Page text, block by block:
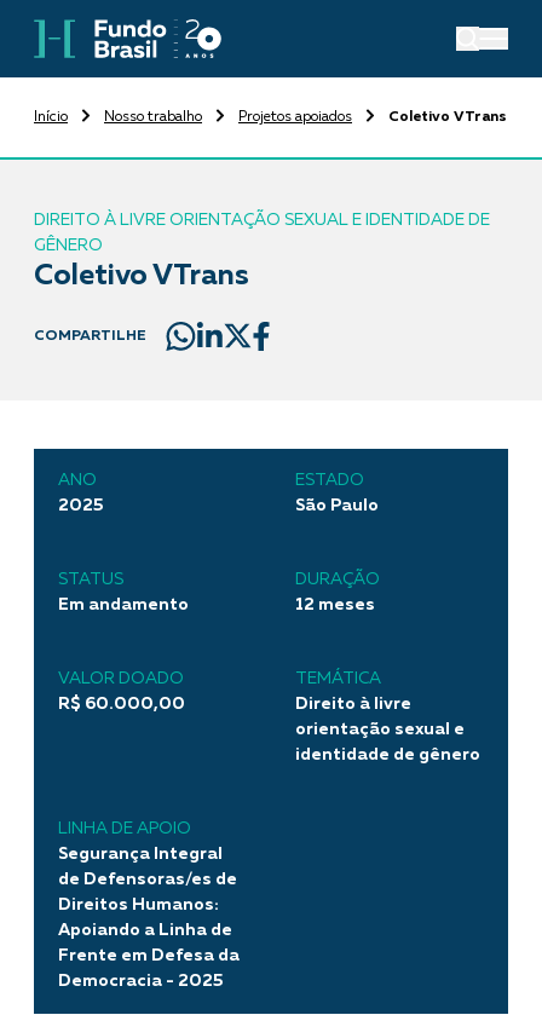
Início Nosso trabalho Projetos apoiados Coletivo VTrans
DIREITO À LIVRE ORIENTAÇÃO SEXUAL E IDENTIDADE DE
GÊNERO
Coletivo VTrans
COMPARTILHE
ANO
2025
ESTADO
São Paulo
STATUS
Em andamento
DURAÇÃO
12 meses
VALOR DOADO
R$ 60.000,00
TEMÁTICA
Direito à livre
orientação sexual e
identidade de gênero
LINHA DE APOIO
Segurança Integral
de Defensoras/es de
Direitos Humanos:
Apoiando a Linha de
Frente em Defesa da
Democracia - 2025